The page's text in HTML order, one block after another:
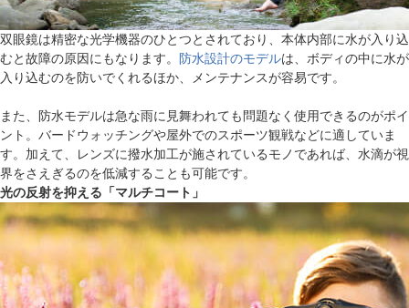
双眼鏡は精密な光学機器のひとつとされており、本体内部に水が入り込
むと故障の原因にもなります。 防水設計のモデルは、ボディの中に水が
入り込むのを防いでくれるほか、メンテナンスが容易です。
また、防水モデルは急な雨に見舞われても問題なく使用できるのがポイ
ント。バードウォッチングや屋外でのスポーツ観戦などに適していま
す。加えて、レンズに撥水加工が施されているモノであれば、水滴が視
界をさえぎるのを低減することも可能です。
光の反射を抑える「マルチコート」